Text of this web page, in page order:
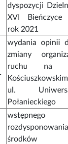
dyspozycji
XVI Bieńczyce
rok 2021
wydania opinii
zmiany
ruchu na
ul.
Połanieckiego
wstępnego
środków